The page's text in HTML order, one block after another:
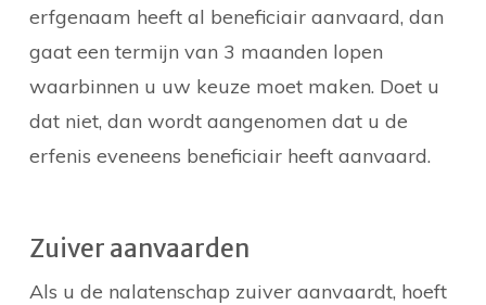
erfgenaam heeft al beneficiair aanvaard, dan
gaat een termijn van 3 maanden lopen
waarbinnen u uw keuze moet maken. Doet u
dat niet, dan wordt aangenomen dat u de
erfenis eveneens beneficiair heeft aanvaard.
Zuiver aanvaarden
Als u de nalatenschap zuiver aanvaardt, hoeft